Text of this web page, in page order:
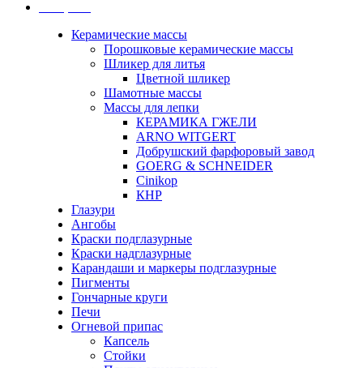
Керамические массы
Порошковые керамические массы
Шликер для литья
Цветной шликер
Шамотные массы
Массы для лепки
КЕРАМИКА ГЖЕЛИ
ARNO WITGERT
Добрушский фарфоровый завод
GOERG & SCHNEIDER
Cinikop
КНР
Глазури
Ангобы
Краски подглазурные
Краски надглазурные
Карандаши и маркеры подглазурные
Пигменты
Гончарные круги
Печи
Огневой припас
Капсель
Стойки